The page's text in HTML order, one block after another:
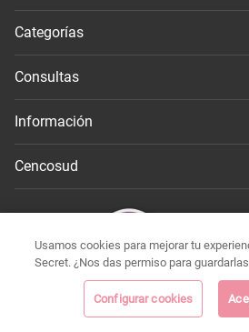
Categorías
Consultas
Información
Cencosud
Todos los derechos
Usamos cookies para mejorar tu
Secret. ¿Nos das permiso para
Configurar cookies